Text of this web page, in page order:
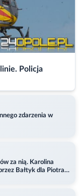
Policja
zdarzenia w
za nią. Karolina
Bałtyk dla Piotra.